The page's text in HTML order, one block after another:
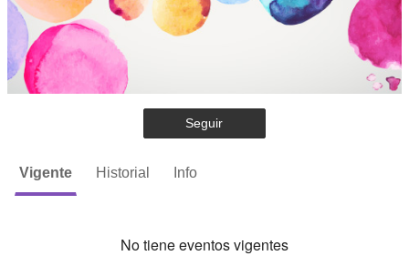
Seguir
Vigente Historial Info
No tiene eventos vigentes